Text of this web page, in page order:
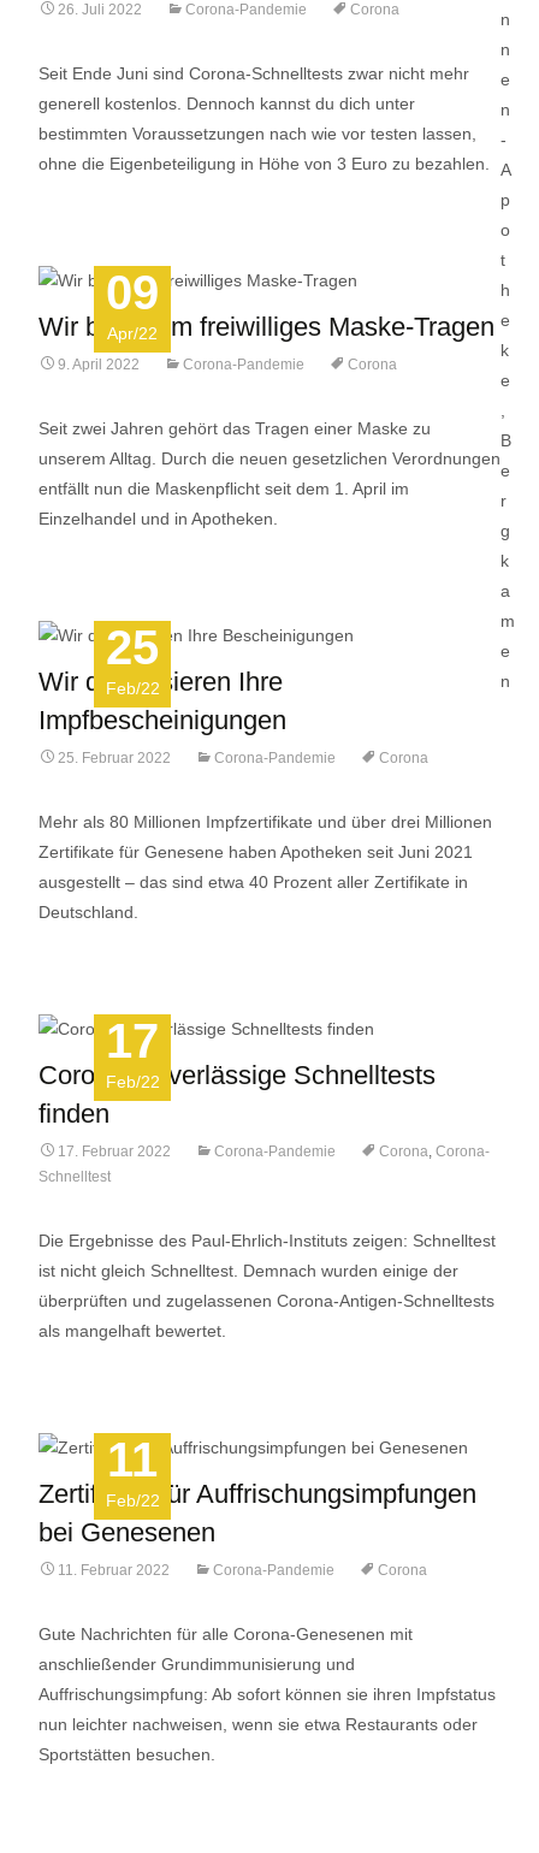
26. Juli 2022 Corona-Pandemie Corona
Seit Ende Juni sind Corona-Schnelltests zwar nicht mehr
generell kostenlos. Dennoch kannst du dich unter
bestimmten Voraussetzungen nach wie vor testen lassen,
ohne die Eigenbeteiligung in Höhe von 3 Euro zu bezahlen.
09
Apr/22
Wir bitten um freiwilliges Maske-Tragen
9. April 2022 Corona-Pandemie Corona
Seit zwei Jahren gehört das Tragen einer Maske zu
unserem Alltag. Durch die neuen gesetzlichen Verordnungen
entfällt nun die Maskenpflicht seit dem 1. April im
Einzelhandel und in Apotheken.
25
Feb/22
Wir digitalisieren Ihre
Impfbescheinigungen
25. Februar 2022 Corona-Pandemie Corona
Mehr als 80 Millionen Impfzertifikate und über drei Millionen
Zertifikate für Genesene haben Apotheken seit Juni 2021
ausgestellt – das sind etwa 40 Prozent aller Zertifikate in
Deutschland.
17
Feb/22
Corona: Zuverlässige Schnelltests
finden
17. Februar 2022 Corona-Pandemie Corona, Corona-
Schnelltest
Die Ergebnisse des Paul-Ehrlich-Instituts zeigen: Schnelltest
ist nicht gleich Schnelltest. Demnach wurden einige der
überprüften und zugelassenen Corona-Antigen-Schnelltests
als mangelhaft bewertet.
11
Feb/22
Zertifikate für Auffrischungsimpfungen
bei Genesenen
11. Februar 2022 Corona-Pandemie Corona
Gute Nachrichten für alle Corona-Genesenen mit
anschließender Grundimmunisierung und
Auffrischungsimpfung: Ab sofort können sie ihren Impfstatus
nun leichter nachweisen, wenn sie etwa Restaurants oder
Sportstätten besuchen.